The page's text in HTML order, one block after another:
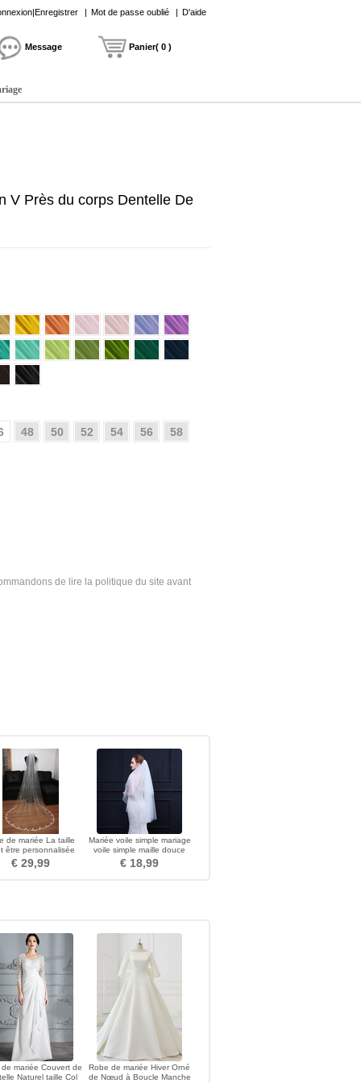
| Mot de passe oublié | D'aide
Message Panier( 0 )
V Près du corps Dentelle De
48 50 52 54 56
58
de lire la politique du site avant
de mariée La taille
être personnalisée
Tulle blanc
€ 29,99
Mariée voile simple mariage
voile simple maille douce
avec peigne
€ 18,99
mariée Couvert de
Naturel taille Col
Robe de mariée Hiver Orné
de Nœud à Boucle Manche